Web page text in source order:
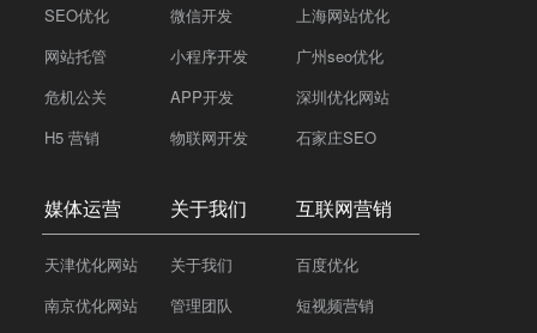
SEO优化
网站托管
危机公关
H5 营销
微信开发
小程序开发
APP开发
物联网开发
上海网站优化
广州seo优化
深圳优化网站
石家庄SEO
媒体运营
天津优化网站
南京优化网站
关于我们
关于我们
管理团队
互联网营销
百度优化
短视频营销